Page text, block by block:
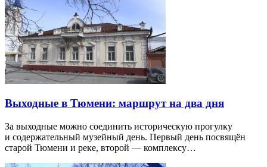
Выходные в Тюмени: маршрут на два дня
За выходные можно соединить историческую прогулку
и содержательный музейный день. Первый день посвящён
старой Тюмени и реке, второй — комплексу…